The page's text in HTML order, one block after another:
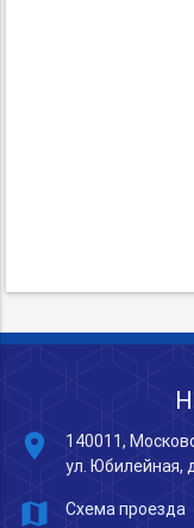
place
140011,
ул. Юбилейная,
map Схема проезда